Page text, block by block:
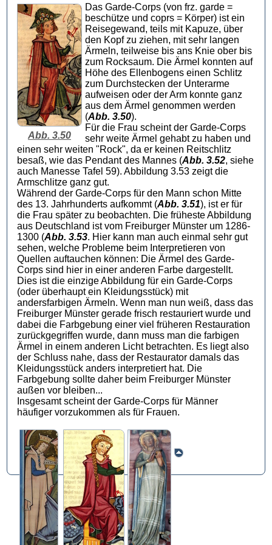
Abb. 3.50
Das Garde-Corps (von frz. garde =
beschütze und coprs = Körper) ist ein
Reisegewand, teils mit Kapuze, über
den Kopf zu ziehen, mit sehr langen
Ärmeln, teilweise bis ans Knie ober bis
zum Rocksaum. Die Ärmel konnten auf
Höhe des Ellenbogens einen Schlitz
zum Durchstecken der Unterarme
aufweisen oder der Arm konnte ganz
aus dem Ärmel genommen werden
(Abb. 3.50).
Für die Frau scheint der Garde-Corps
sehr weite Ärmel gehabt zu haben und
einen sehr weiten "Rock", da er keinen Reitschlitz
besaß, wie das Pendant des Mannes (Abb. 3.52, siehe
auch Manesse Tafel 59). Abbildung 3.53 zeigt die
Armschlitze ganz gut.
Während der Garde-Corps für den Mann schon Mitte
des 13. Jahrhunderts aufkommt (Abb. 3.51), ist er für
die Frau später zu beobachten. Die früheste Abbildung
aus Deutschland ist vom Freiburger Münster um 1286-
1300 (Abb. 3.53. Hier kann man auch einmal sehr gut
sehen, welche Probleme beim Interpretieren von
Quellen auftauchen können: Die Ärmel des Garde-
Corps sind hier in einer anderen Farbe dargestellt.
Dies ist die einzige Abbildung für ein Garde-Corps
(oder überhaupt ein Kleidungsstück) mit
andersfarbigen Ärmeln. Wenn man nun weiß, dass das
Freiburger Münster gerade frisch restauriert wurde und
dabei die Farbgebung einer viel früheren Restauration
zurückgegriffen wurde, dann muss man die farbigen
Ärmel in einem anderen Licht betrachten. Es liegt also
der Schluss nahe, dass der Restaurator damals das
Kleidungsstück anders interpretiert hat. Die
Farbgebung sollte daher beim Freiburger Münster
außen vor bleiben...
Insgesamt scheint der Garde-Corps für Männer
häufiger vorzukommen als für Frauen.